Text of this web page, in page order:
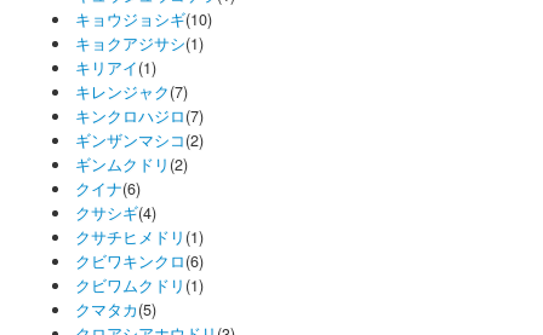
キョウジョシギ(10)
キョクアジサシ(1)
キリアイ(1)
キレンジャク(7)
キンクロハジロ(7)
ギンザンマシコ(2)
ギンムクドリ (2)
クイナ(6)
クサシギ(4)
クサチヒメドリ (1)
クビワキンクロ(6)
クビワムクドリ (1)
クマタカ(5)